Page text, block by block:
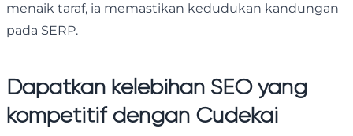
menaik taraf, ia memastikan kedudukan kandungan
pada SERP.
Dapatkan kelebihan SEO yang
kompetitif dengan Cudekai